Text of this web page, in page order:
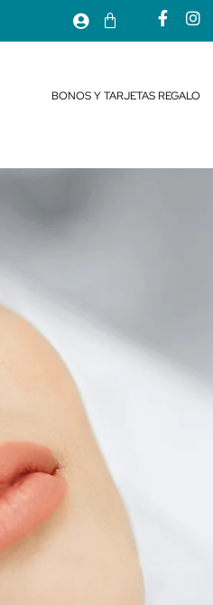
BONOS Y TARJETAS REGALO